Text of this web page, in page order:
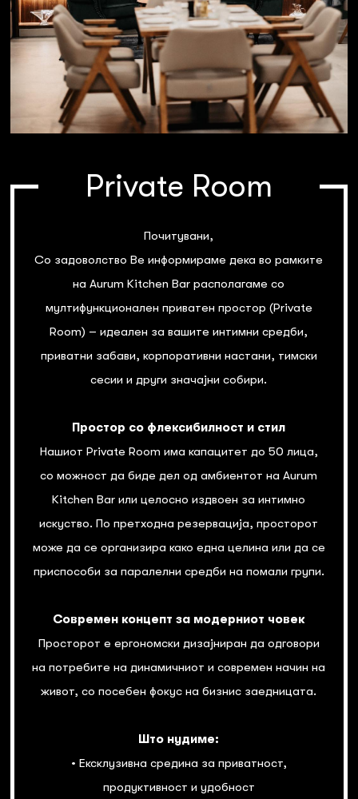
Private Room
Почитувани,
Со задоволство Ве информираме дека во рамките
на Aurum Kitchen Bar располагаме со
мултифункционален приватен простор (Private
Room) – идеален за вашите интимни средби,
приватни забави, корпоративни настани, тимски
сесии и други значајни собири.
Простор со флексибилност и стил
Нашиот Private Room има капацитет до 50 лица,
со можност да биде дел од амбиентот на Aurum
Kitchen Bar или целосно издвоен за интимно
искуство. По претходна резервација, просторот
може да се организира како една целина или да се
приспособи за паралелни средби на помали групи.
Современ концепт за модерниот човек
Просторот е ергономски дизајниран да одговори
на потребите на динамичниот и современ начин на
живот, со посебен фокус на бизнис заедницата.
Што нудиме:
• Ексклузивна средина за приватност,
продуктивност и удобност